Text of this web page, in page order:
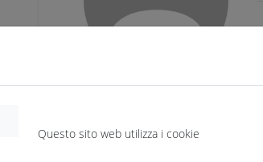
Questo sito web utilizza i cookie